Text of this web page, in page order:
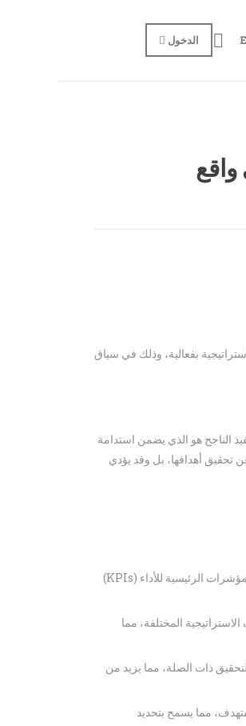
الدخول
بفعالية، وذلك في سياق
الناجح هو الذي يضمن استدامة
تحقيق أهدافها، بل وقد يؤدي
تساعد هذه الأداة على ربط الأهداف الاستراتيجية بالمؤشرات الرئيسية للأداء (KPIs)
المختلفة، مما
ذات الصلة، مما يزيد من
مما يسمح بتحديد